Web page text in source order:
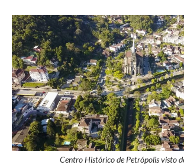
Centro Histórico de Petrópolis visto